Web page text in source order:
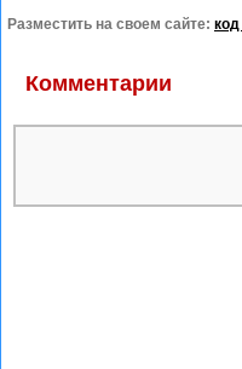
Разместить на своем сайте:
Комментарии